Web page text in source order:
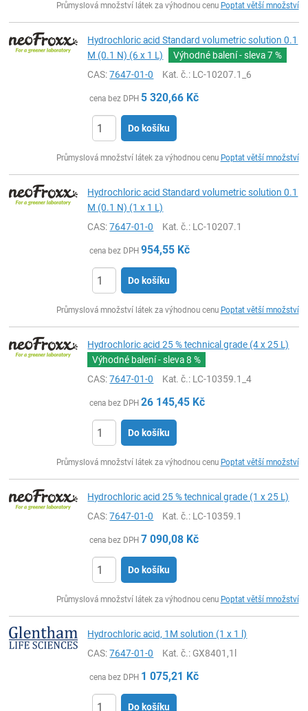
Průmyslová množství látek za výhodnou cenu Poptat větší množství
Hydrochloric acid Standard volumetric solution 0.1
M (0.1 N) (6 x 1 L)
Výhodné balení - sleva7 %
CAS:7647-01-0 Kat. č.: LC-10207.1_6
cena bez DPH 5 320,66 Kč
Do košíku
Průmyslová množství látek za výhodnou cenu Poptat větší množství
Hydrochloric acid Standard volumetric solution 0.1
M (0.1 N) (1 x 1 L)
CAS:7647-01-0 Kat. č.: LC-10207.1
cena bez DPH 954,55 Kč
Do košíku
Průmyslová množství látek za výhodnou cenu Poptat větší množství
Hydrochloric acid 25 % technical grade (4 x 25 L)
Výhodné balení - sleva8 %
CAS:7647-01-0 Kat. č.: LC-10359.1_4
cena bez DPH 26 145,45 Kč
Do košíku
Průmyslová množství látek za výhodnou cenu Poptat větší množství
Hydrochloric acid 25 % technical grade (1 x 25 L)
CAS:7647-01-0 Kat. č.: LC-10359.1
cena bez DPH 7 090,08 Kč
Do košíku
Průmyslová množství látek za výhodnou cenu Poptat větší množství
Hydrochloric acid, 1M solution (1 x 1 l)
CAS:7647-01-0 Kat. č.: GX8401,1l
cena bez DPH 1 075,21 Kč
Do košíku